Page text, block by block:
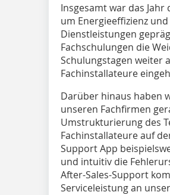
Insgesamt war das
um Energieeffizienz
Dienstleistungen
Fachschulungen die
Schulungstagen weiter
Fachinstallateure
Darüber hinaus haben
unseren Fachfirmen
Umstrukturierung des
Fachinstallateure auf
Support App
und intuitiv die
After-Sales-Support
Serviceleistung an